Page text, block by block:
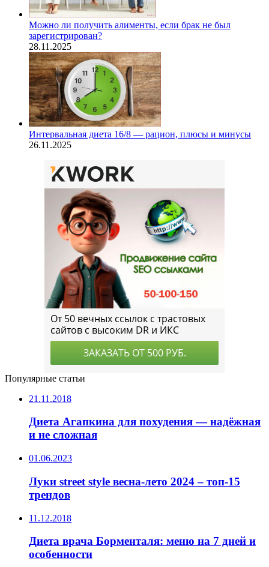
Можно ли получить алименты, если брак не был
зарегистрирован?
28.11.2025
Интервальная диета 16/8 — рацион, плюсы и минусы
26.11.2025
Популярные статьи
21.11.2018
Диета Агапкина для похудения — надёжная
и не сложная
01.06.2023
Луки street style весна-лето 2024 – топ-15
трендов
11.12.2018
Диета врача Борменталя: меню на 7 дней и
особенности